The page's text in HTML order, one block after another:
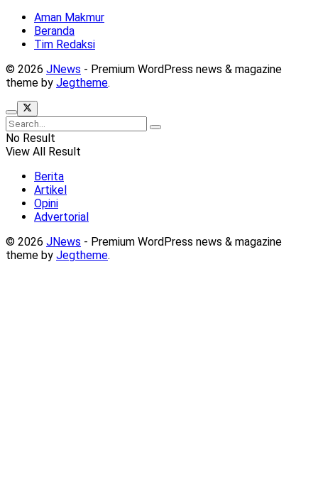
Aman Makmur
Beranda
Tim Redaksi
© 2026 JNews - Premium WordPress news & magazine
theme by Jegtheme.
No Result
View All Result
Berita
Artikel
Opini
Advertorial
© 2026 JNews - Premium WordPress news & magazine
theme by Jegtheme.